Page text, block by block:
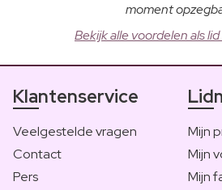
moment
Bekijk alle voordelen als
Klantenservice
Veelgestelde vragen
Contact
Pers
Mijn
Mijn
Mijn